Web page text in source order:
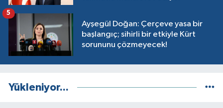
Ayşegül Doğan: Çerçeve yasa bir
başlangıç; sihirli bir etkiyle Kürt
sorununu çözmeyecek!
5
Yükleniyor...